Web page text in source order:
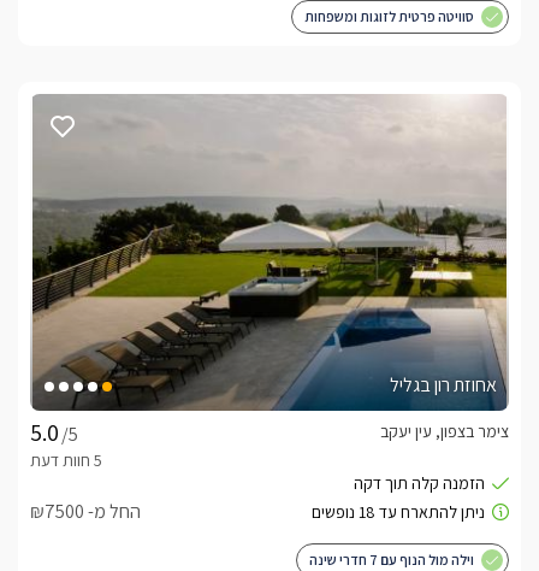
סוויטה פרטית לזוגות ומשפחות
אחוזת רון בגליל
/5
צימר בצפון, עין יעקב
החל מ- ₪7500
וילה מול הנוף עם 7 חדרי שינה